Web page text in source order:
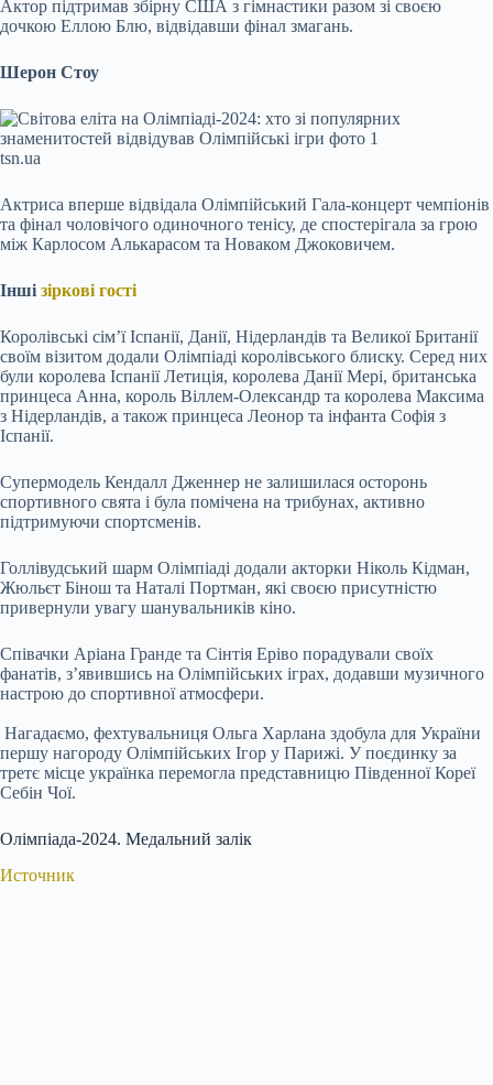
Актор підтримав збірну США з гімнастики разом зі своєю
дочкою Еллою Блю, відвідавши фінал змагань.
Шерон Стоу
tsn.ua
Актриса вперше відвідала Олімпійський Гала-концерт чемпіонів
та фінал чоловічого одиночного тенісу, де спостерігала за грою
між Карлосом Алькарасом та Новаком Джоковичем.
Інші зіркові гості
Королівські сім’ї Іспанії, Данії, Нідерландів та Великої Британії
своїм візитом додали Олімпіаді королівського блиску. Серед них
були королева Іспанії Летиція, королева Данії Мері, британська
принцеса Анна, король Віллем-Олександр та королева Максима
з Нідерландів, а також принцеса Леонор та інфанта Софія з
Іспанії.
Супермодель Кендалл Дженнер не залишилася осторонь
спортивного свята і була помічена на трибунах, активно
підтримуючи спортсменів.
Голлівудський шарм Олімпіаді додали акторки Ніколь Кідман,
Жюльєт Бінош та Наталі Портман, які своєю присутністю
привернули увагу шанувальників кіно.
Співачки Аріана Гранде та Сінтія Еріво порадували своїх
фанатів, з’явившись на Олімпійських іграх, додавши музичного
настрою до спортивної атмосфери.
Нагадаємо, фехтувальниця Ольга Харлана здобула для України
першу нагороду Олімпійських Ігор у Парижі. У поєдинку за
третє місце українка перемогла представницю Південної Кореї
Себін Чої.
Олімпіада-2024. Медальний залік
Источник